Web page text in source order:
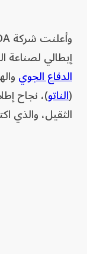
إيطالي لصناعة
الدفاع الجوي
(الناتو
الثقيل، والذي اكتمل في